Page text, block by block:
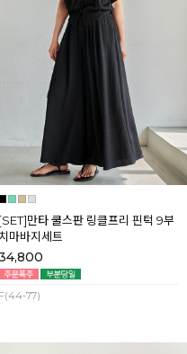
[SET]만타 쿨스판 링클프리 핀턱 9부
치마바지세트
F(44-77)